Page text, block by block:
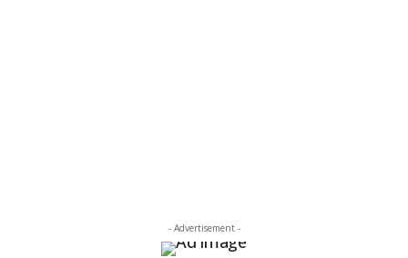
- Advertisement -